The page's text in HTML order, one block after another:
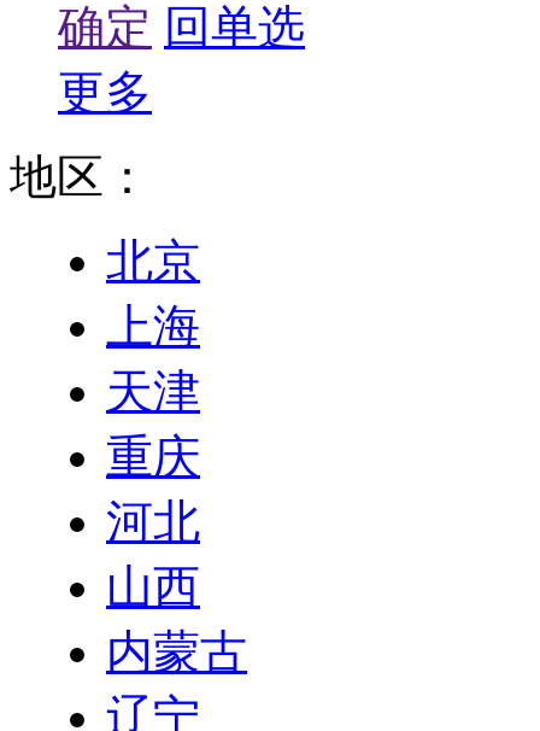
确定 回单选
更多
地区：
北京
上海
天津
重庆
河北
山西
内蒙古
辽宁